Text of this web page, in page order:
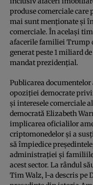
produse comerciale care
mai sunt menționate și
comerciale. În același
afacerile familiei Trump
generat peste 1 miliard
mandat prezidențial.
Publicarea
opoziției democrate
și interesele comerciale
democrată Elizabeth
implicarea oficialilor
criptomonedelor și a
să împiedice
administrației și
acest sector. La rândul
Tim Walz, l-a descris pe